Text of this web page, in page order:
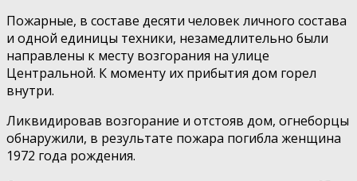
Пожарные, в составе десяти человек личного состава
и одной единицы техники, незамедлительно были
направлены к месту возгорания на улице
Центральной. К моменту их прибытия дом горел
внутри.
Ликвидировав возгорание и отстояв дом, огнеборцы
обнаружили, в результате пожара погибла женщина
1972 года рождения.